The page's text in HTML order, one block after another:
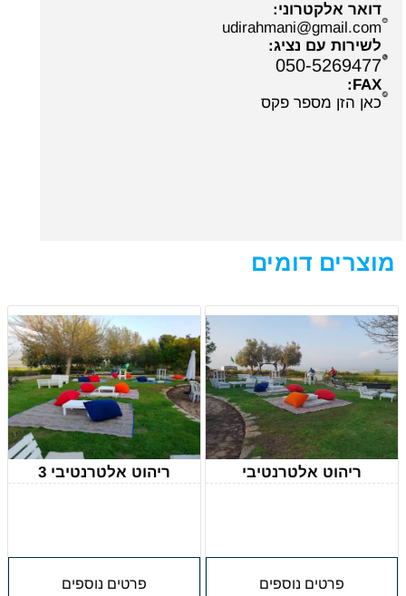
דואר אלקטרוני:
udirahmani@gmail.com
לשירות עם נציג:
050-5269477
FAX:
כאן הזן מספר פקס
מוצרים דומים
ריהוט אלטרנטיבי
פרטים נוספים
ריהוט אלטרנטיבי 3
פרטים נוספים